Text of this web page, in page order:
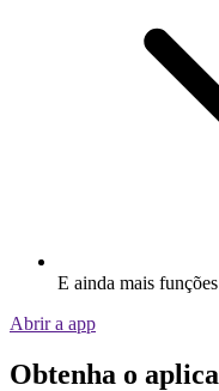
E ainda mais funções
Abrir a app
Obtenha o